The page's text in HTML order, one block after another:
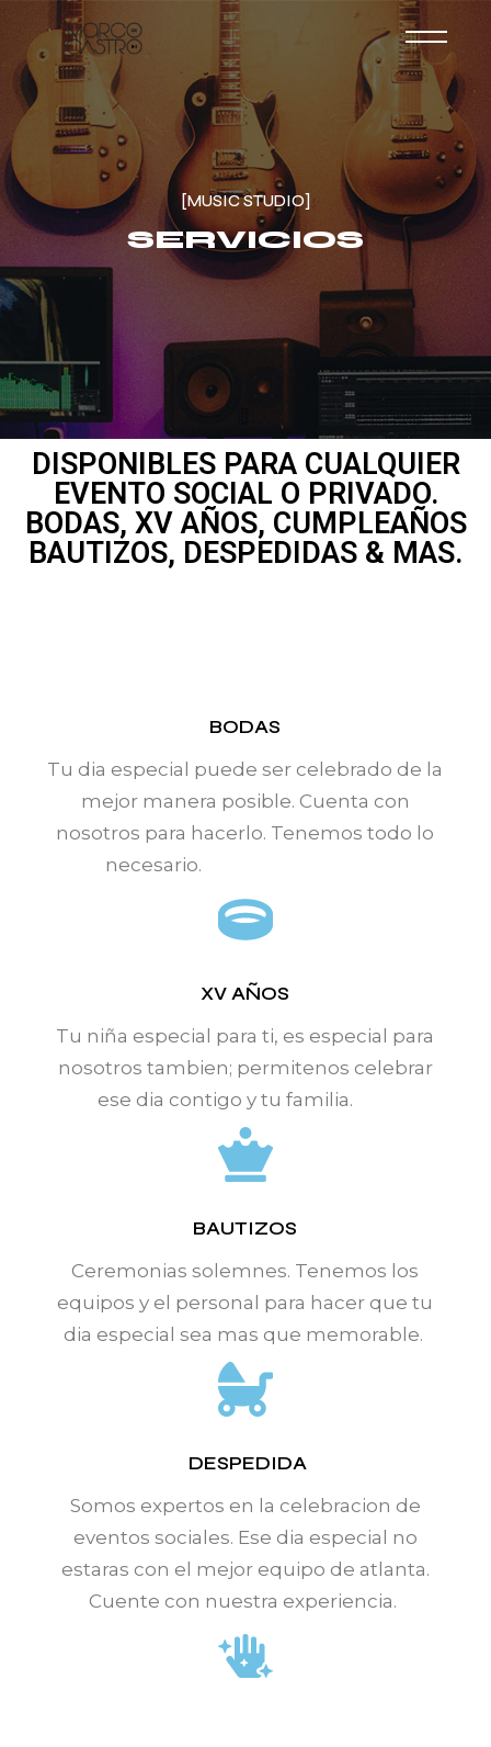
[MUSIC STUDIO]
SERVICIOS
DISPONIBLES PARA CUALQUIER
EVENTO SOCIAL O PRIVADO.
BODAS, XV AÑOS, CUMPLEAÑOS
BAUTIZOS, DESPEDIDAS & MAS.
BODAS
Tu dia especial puede ser celebrado de la
mejor manera posible. Cuenta con
nosotros para hacerlo. Tenemos todo lo
necesario.
XV AÑOS
Tu niña especial para ti, es especial para
nosotros tambien; permitenos celebrar
ese dia contigo y tu familia.
BAUTIZOS
Ceremonias solemnes. Tenemos los
equipos y el personal para hacer que tu
dia especial sea mas que memorable.
DESPEDIDA
Somos expertos en la celebracion de
eventos sociales. Ese dia especial no
estaras con el mejor equipo de atlanta.
Cuente con nuestra experiencia.